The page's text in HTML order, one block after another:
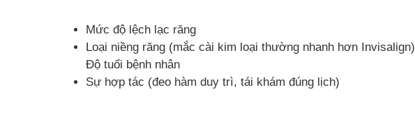
Mức độ lệch lạc răng
Loại niềng răng (mắc cài kim loại thường nhanh hơn Invisalign)
Độ tuổi bệnh nhân
Sự hợp tác (đeo hàm duy trì, tái khám đúng lịch)